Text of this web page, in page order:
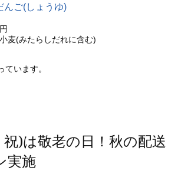
んご(しょうゆ)
麦(みたらしだれに含む)
います。
)は敬老の日！秋の配送
実施